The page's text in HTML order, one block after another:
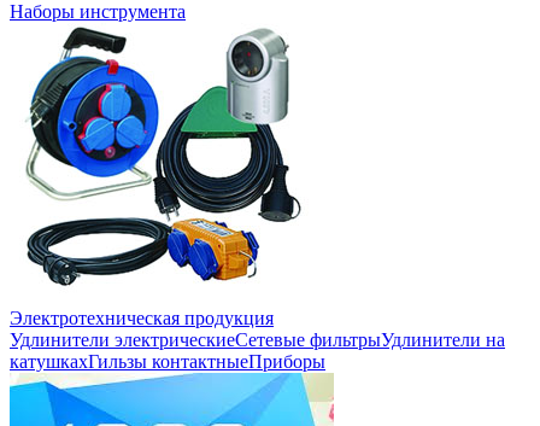
Наборы инструмента
Электротехническая продукция
Удлинители электрическиеСетевые фильтрыУдлинители на
катушкахГильзы контактныеПриборы